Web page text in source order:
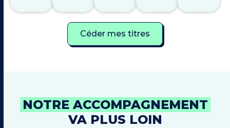
Céder mes titres
NOTRE ACCOMPAGNEMENT
VA PLUS LOIN